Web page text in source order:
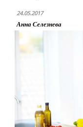
24.05.2017
Анна Селезнева